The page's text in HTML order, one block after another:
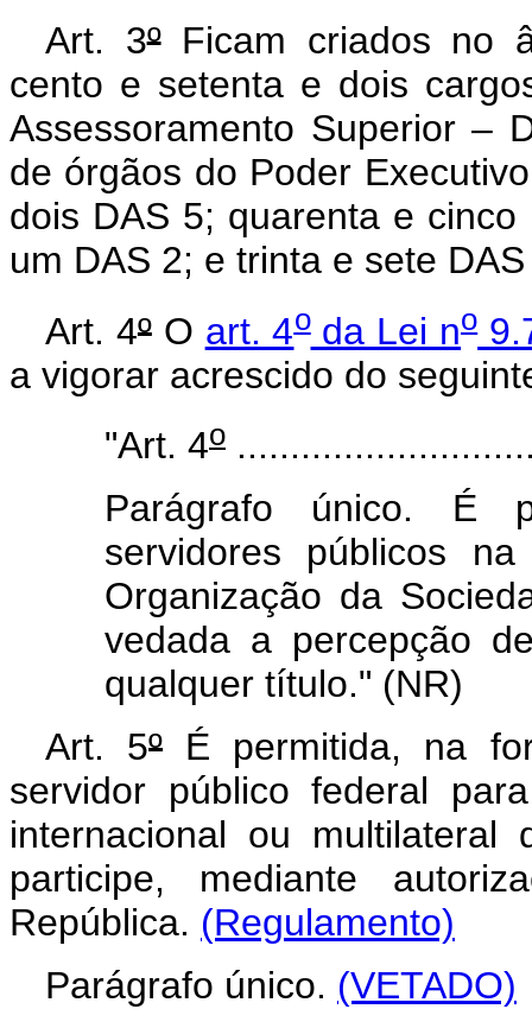
Art. 3º Ficam criados no
cento e setenta e dois
Assessoramento Superior –
de órgãos do Poder
dois DAS 5; quarenta e
um DAS 2; e trinta e sete
Art. 4º O art. 4oda Lei no
a vigorar acrescido do
"Art. 4o
Parágrafo único. É
servidores públicos
Organização da
vedada a percepção
qualquer título." (NR)
Art. 5º É permitida, na
servidor público federal
internacional ou
participe, mediante
República. (Regulamento)
Parágrafo único. (VETADO)